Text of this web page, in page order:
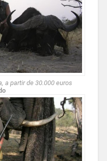
a partir de 30.000 euros